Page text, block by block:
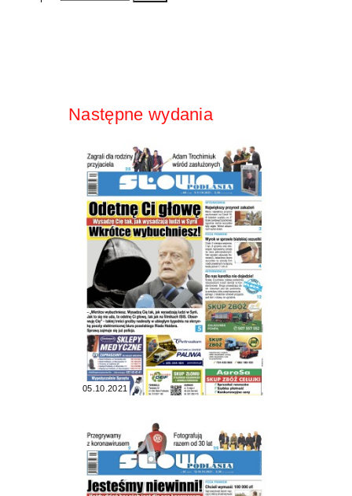
Następne wydania
05.10.2021